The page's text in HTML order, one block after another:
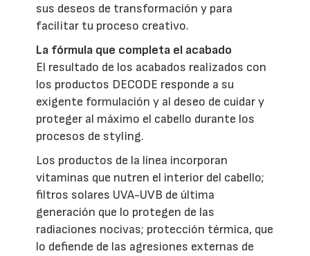
sus deseos de transformación y para
facilitar tu proceso creativo.
La fórmula que completa el acabado
El resultado de los acabados realizados con
los productos DECODE responde a su
exigente formulación y al deseo de cuidar y
proteger al máximo el cabello durante los
procesos de styling.
Los productos de la línea incorporan
vitaminas que nutren el interior del cabello;
filtros solares UVA-UVB de última
generación que lo protegen de las
radiaciones nocivas; protección térmica, que
lo defiende de las agresiones externas de